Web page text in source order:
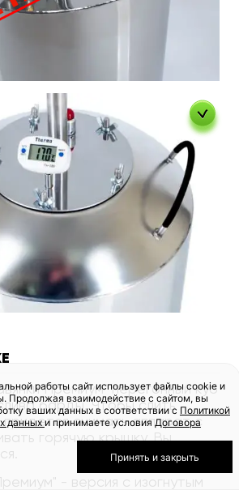
Премиум" перегонный куб
барды. Чтобы слить
снимать аппарат с
горячую крышку. Вы
- версия с изогнутым
работы сайт использует файлы cookie и
Продолжая взаимодействие с сайтом, вы
ваших данных в соответствии с Политикой
данныхи принимаете условияДоговора
Принять и закрыть